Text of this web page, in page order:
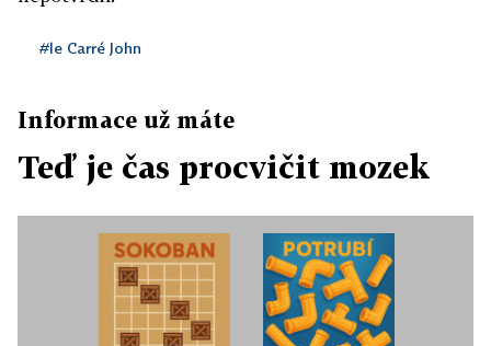
#le Carré John
Informace už máte
Teď je čas procvičit mozek